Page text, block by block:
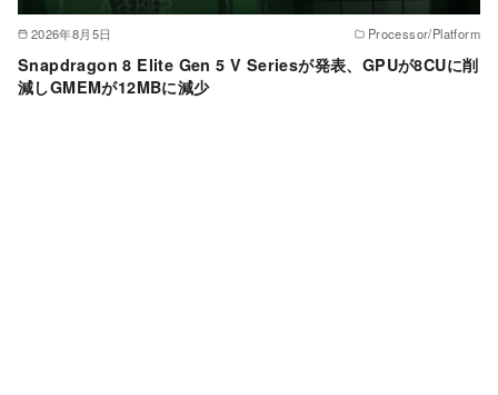
2026年8月5日 Processor/Platform
Snapdragon 8 Elite Gen 5 V Seriesが発表、GPUが8CUに削
減しGMEMが12MBに減少